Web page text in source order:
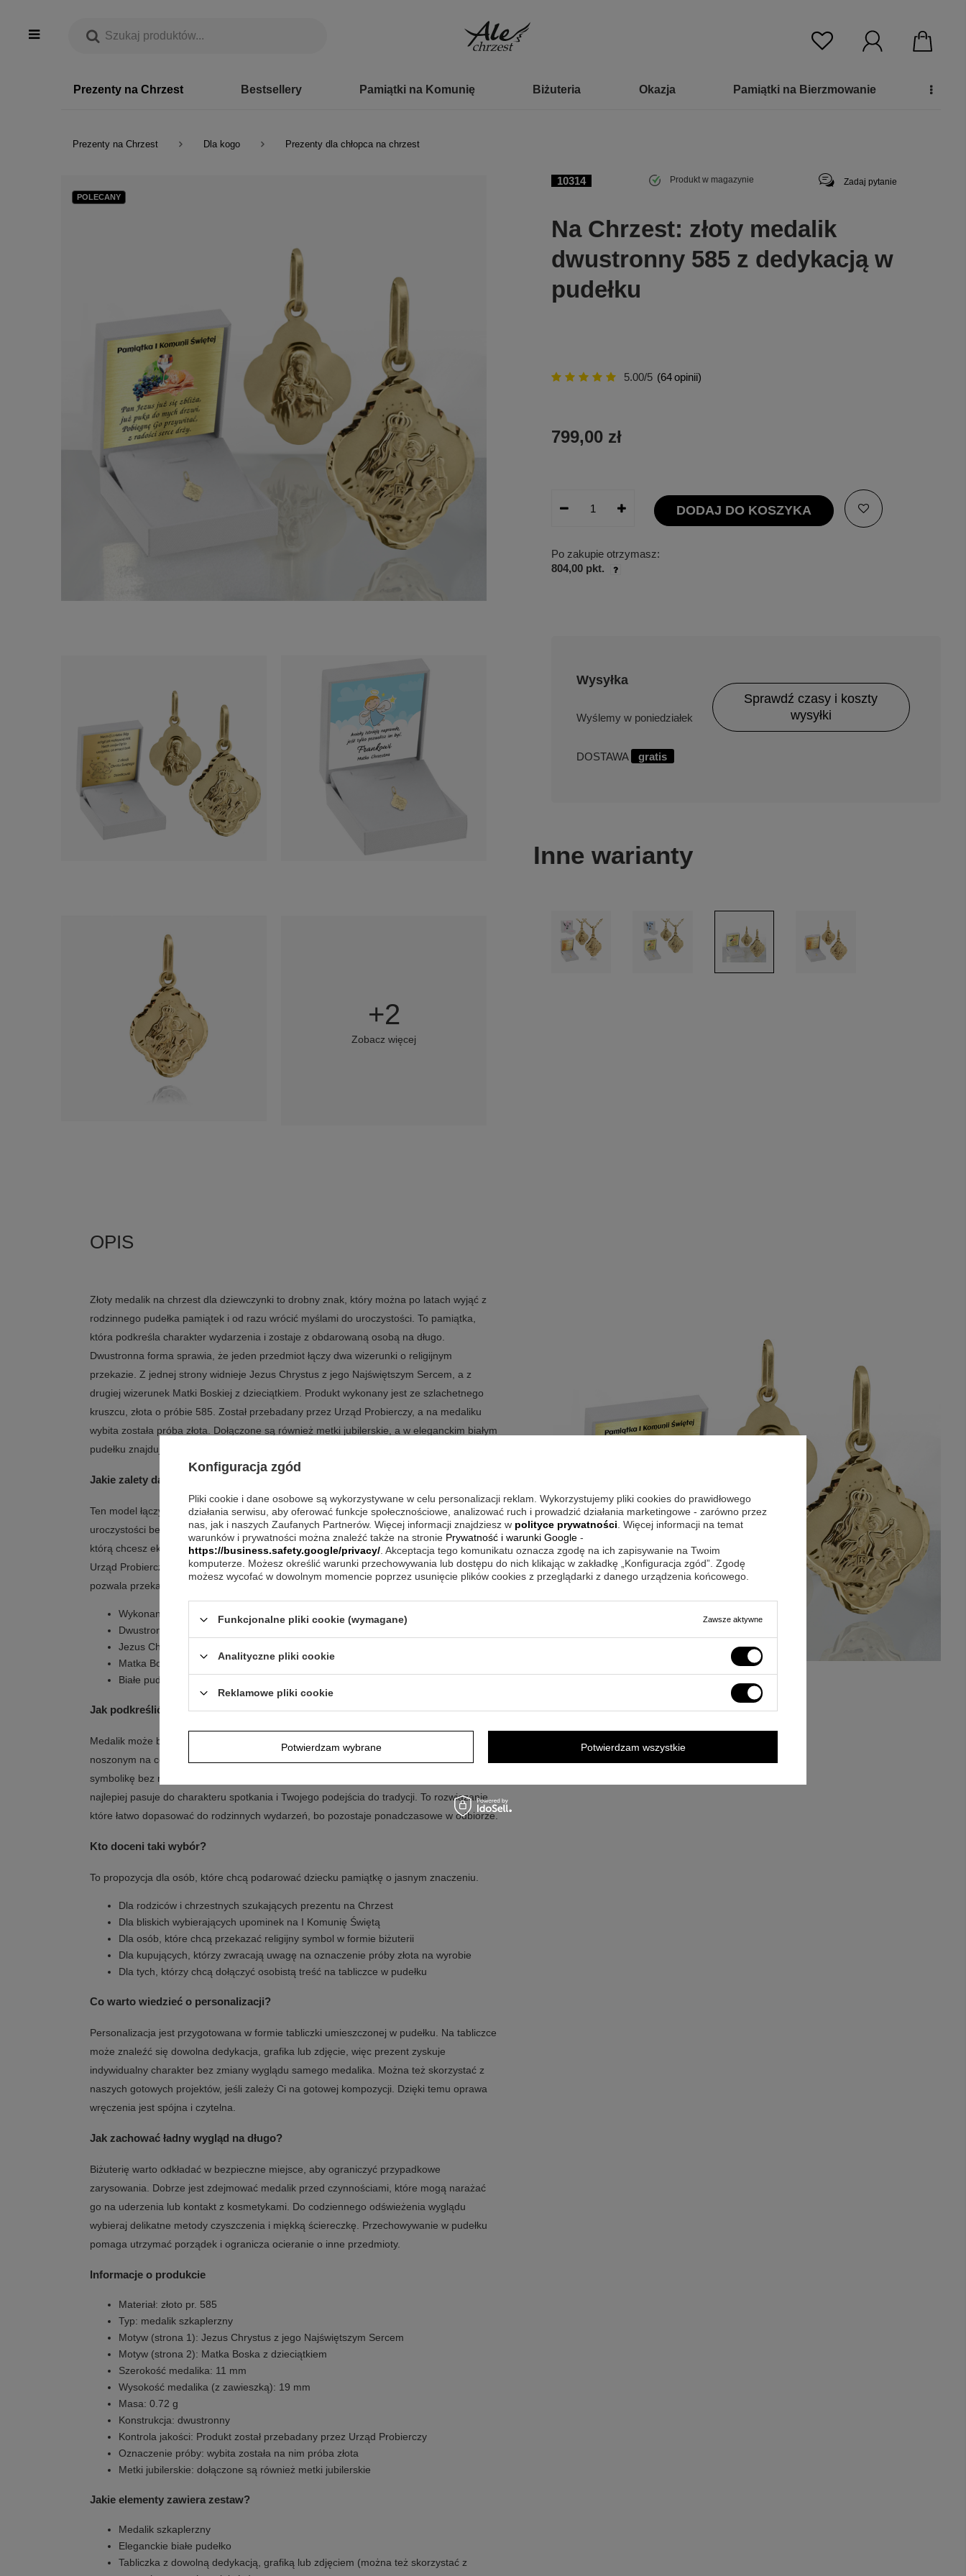
Prezenty na Chrzest Bestsellery Pamiątki na Komunię Biżuteria Okazja Pamiątki na Bierzmowanie
Prezenty na Chrzest Dla kogo Prezenty dla chłopca na chrzest
+2
Zobacz więcej
POLECANY
10314 Produkt w magazynie Zadaj pytanie
Na Chrzest: złoty medalik
dwustronny 585 z dedykacją w
pudełku
5.00/5 (64opinii)
799,00 zł
DODAJ DO KOSZYKA
Po zakupie otrzymasz:
804,00 pkt.
Wysyłka
w poniedziałek
DOSTAWA gratis
Sprawdź czasy i koszty
wysyłki
Inne warianty
Złoty medalik na chrzest dla dziewczynki to drobny znak, który można po latach wyjąć z
rodzinnego pudełka pamiątek i od razu wrócić myślami do uroczystości. To pamiątka,
która podkreśla charakter wydarzenia i zostaje z obdarowaną osobą na długo.
Dwustronna forma sprawia, że jeden przedmiot łączy dwa wizerunki o religijnym
przekazie. Z jednej strony widnieje Jezus Chrystus z jego Najświętszym Sercem, a z
drugiej wizerunek Matki Boskiej z dzieciątkiem. Produkt wykonany jest ze szlachetnego
kruszcu, złota o próbie 585. Został przebadany przez Urząd Probierczy, a na medaliku
wybita została próba złota. Dołączone są również metki jubilerskie, a w eleganckim białym
pudełku znajduje się tabliczka z dowolną dedykacją, grafiką lub zdjęciem.
Jakie zalety daje medalik dwustronny?
Ten model łączy religijną symbolikę z prostą formą, dlatego łatwo podkreśla charakter
uroczystości bez przesady. Dwustronny charakter pozwala w jednej chwili zmienić stronę,
którą chcesz eksponować, a przekaz pozostaje czytelny. Złoto pr. 585 oraz badanie przez
Urząd Probierczy podkreślają wiarygodność materiału i oznaczeń. Tabliczka w pudełku
pozwala przekazać osobiste słowa w gotowej oprawie.
Wykonanie ze złota pr. 585
Dwustronna forma z dwoma wizerunkami
Jezus Chrystus z jego Najświętszym Sercem na jednej stronie
Matka Boska z dzieciątkiem na drugiej stronie
Białe pudełko z tabliczką na dedykację, grafikę lub zdjęcie
Jak podkreślić styl tym dodatkiem?
Medalik może być wyraźnym akcentem podczas uroczystości albo dyskretnym dodatkiem
noszonym na co dzień. Dobrze prezentuje się, gdy chcesz postawić na spokojną
symbolikę bez nadmiaru ozdób. Przy formalnych okazjach możesz wybrać stronę, która
najlepiej pasuje do charakteru spotkania i Twojego podejścia do tradycji. To rozwiązanie,
które łatwo dopasować do rodzinnych wydarzeń, bo pozostaje ponadczasowe w odbiorze.
Kto doceni taki wybór?
To propozycja dla osób, które chcą podarować dziecku pamiątkę o jasnym znaczeniu.
Dla rodziców i chrzestnych szukających prezentu na Chrzest
Dla bliskich wybierających upominek na I Komunię Świętą
Dla osób, które chcą przekazać religijny symbol w formie biżuterii
Dla kupujących, którzy zwracają uwagę na oznaczenie próby złota na wyrobie
Dla tych, którzy chcą dołączyć osobistą treść na tabliczce w pudełku
Co warto wiedzieć o personalizacji?
Personalizacja jest przygotowana w formie tabliczki umieszczonej w pudełku. Na tabliczce
może znaleźć się dowolna dedykacja, grafika lub zdjęcie, więc prezent zyskuje
indywidualny charakter bez zmiany wyglądu samego medalika. Można też skorzystać z
naszych gotowych projektów, jeśli zależy Ci na gotowej kompozycji. Dzięki temu oprawa
wręczenia jest spójna i czytelna.
Jak zachować ładny wygląd na długo?
Biżuterię warto odkładać w bezpieczne miejsce, aby ograniczyć przypadkowe
zarysowania. Dobrze jest zdejmować medalik przed czynnościami, które mogą narażać
go na uderzenia lub kontakt z kosmetykami. Do codziennego odświeżenia wyglądu
wybieraj delikatne metody czyszczenia i miękką ściereczkę. Przechowywanie w pudełku
pomaga utrzymać porządek i ogranicza ocieranie o inne przedmioty.
Informacje o produkcie
Materiał: złoto pr. 585
Typ: medalik szkaplerzny
Motyw (strona 1): Jezus Chrystus z jego Najświętszym Sercem
Motyw (strona 2): Matka Boska z dzieciątkiem
Szerokość medalika: 11 mm
Wysokość medalika (z zawieszką): 19 mm
Masa: 0.72 g
Konstrukcja: dwustronny
Kontrola jakości: Produkt został przebadany przez Urząd Probierczy
Oznaczenie próby: wybita została na nim próba złota
Metki jubilerskie: dołączone są również metki jubilerskie
Jakie elementy zawiera zestaw?
Medalik szkaplerzny
Eleganckie białe pudełko
Tabliczka z dowolną dedykacją, grafiką lub zdjęciem (można też skorzystać z
Konfiguracja zgód
Pliki cookie i dane osobowe są wykorzystywane w celu personalizacji reklam. Wykorzystujemy pliki cookies do prawidłowego
działania serwisu, aby oferować funkcje społecznościowe, analizować ruch i prowadzić działania marketingowe - zarówno przez
nas, jak i naszych Zaufanych Partnerów. Więcej informacji znajdziesz w polityce prywatności . Więcej informacji na temat
warunków i prywatności można znaleźć także na stronie Prywatność i warunki Google -
https://business.safety.google/privacy/ . Akceptacja tego komunikatu oznacza zgodę na ich zapisywanie na Twoim
komputerze. Możesz określić warunki przechowywania lub dostępu do nich klikając w zakładkę „Konfiguracja zgód”. Zgodę
możesz wycofać w dowolnym momencie poprzez usunięcie plików cookies z przeglądarki z danego urządzenia końcowego.
Funkcjonalne pliki cookie (wymagane) Zawsze aktywne
Analityczne pliki cookie
Reklamowe pliki cookie
Potwierdzam wybrane Potwierdzam wszystkie